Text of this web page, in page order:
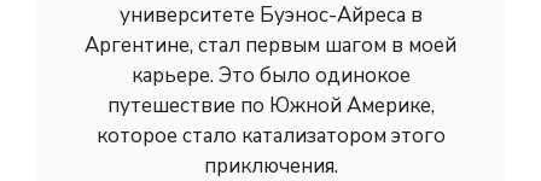
университете Буэнос-Айреса в
Аргентине, стал первым шагом в моей
карьере. Это было одинокое
путешествие по Южной Америке,
которое стало катализатором этого
приключения.